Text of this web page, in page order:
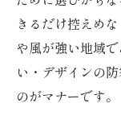
きるだけ控えめ
や風が強い地域
い・デザインの
のがマナーです。